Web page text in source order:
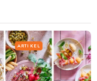
ARTIKEL